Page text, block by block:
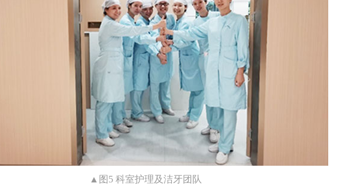
▲图5 科室护理及洁牙团队